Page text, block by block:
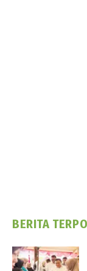
BERITA